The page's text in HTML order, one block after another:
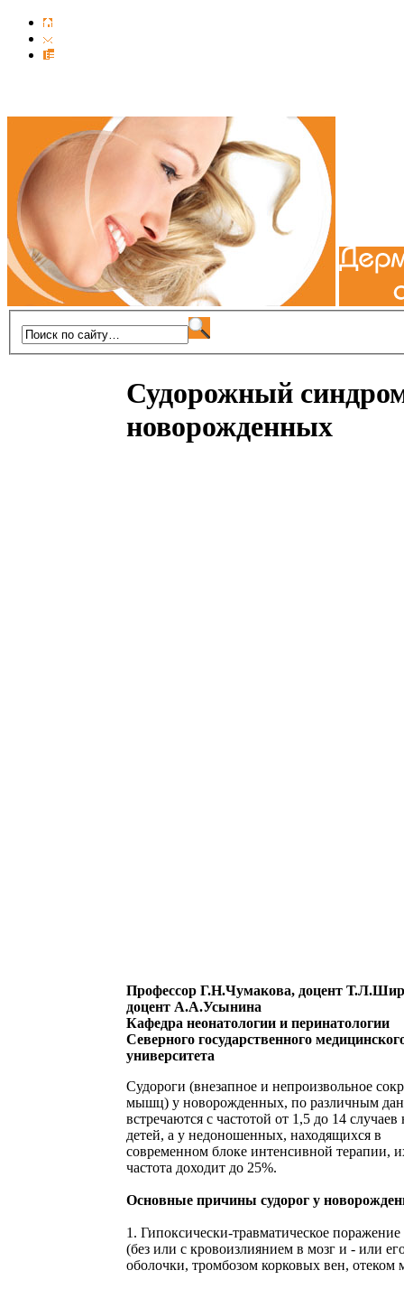
Судорожный
новорожденных
Профессор Г.Н.Чумакова, доцент
доцент А.А.Усынина
Кафедра неонатологии и перинатологии
Северного государственного
университета
Судороги (внезапное и непроизвольное
мышц) у новорожденных, по различным
встречаются с частотой от 1,5 до 14 случаев
детей, а у недоношенных, находящихся в
современном блоке интенсивной терапии,
частота доходит до 25%.
Основные причины судорог у
1. Гипоксически-травматическое поражение
(без или с кровоизлиянием в мозг и - или
оболочки, тромбозом корковых вен, отеком